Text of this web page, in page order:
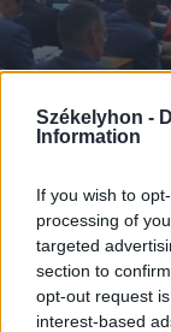
Székelyhon -
Information
If you wish to
processing of
targeted
section to
opt-out request
interest-based
2026.
Kedden
elnökét